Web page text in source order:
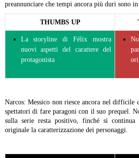
preannunciare che tempi ancora più duri sono
THUMBS UP
La storyline di Félix mostra
nuovi aspetti del carattere del
protagonista
Narcos: Messico non riesce ancora nel
spettatori di fare paragoni con il suo prequel.
sulla serie resta positivo, finché si
originale la caratterizzazione dei personaggi.